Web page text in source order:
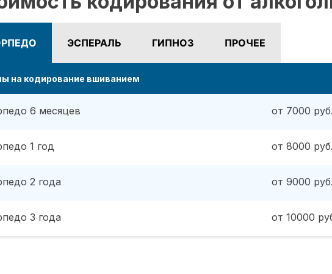
ЭСПЕРАЛЬ ГИПНОЗ ПРОЧЕЕ
на кодирование вшиванием
6 месяцев от 7000 руб.
1 год от 8000 руб.
2 года от 9000 руб.
3 года от 10000